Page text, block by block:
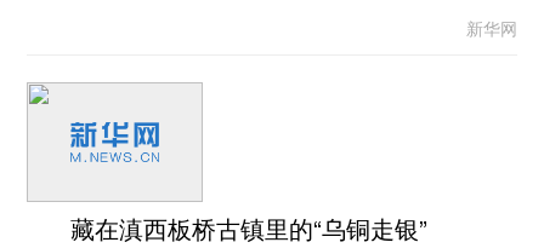
新华网
藏在滇西板桥古镇里的“乌铜走银”